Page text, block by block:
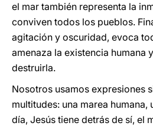
el mar también representa la
conviven todos los pueblos.
agitación y oscuridad, evoca
amenaza la existencia humana
destruirla.
Nosotros usamos expresiones
multitudes: una marea humana,
día, Jesús tiene detrás de sí, el